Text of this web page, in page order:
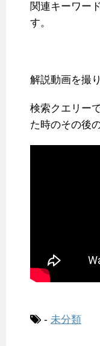
関連キーワー
す。
解説動画を撮
検索クエリー
た時のその後
- 未分類